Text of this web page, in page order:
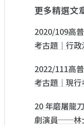
更多精選文
2020/109高
考古題｜行
2022/111高
考古題｜現
20 年磨屠龍
劇演員──林